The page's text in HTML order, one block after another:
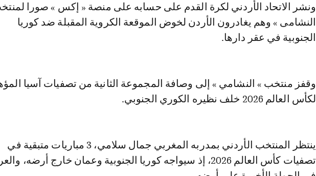
ونشر الاتحاد الأردني لكرة القدم على حسابه على منصة « إكس » صورا
النشامى » وهم يغادرون الأردن لخوض الموقعة الكروية المقبلة ضد كوريا
الجنوبية في عقر دارها.
وقفز منتخب » النشامي » إلى وصافة المجموعة الثانية من تصفيات آسيا
لكأس العالم 2026 خلف نظيره الكوري الجنوبي.
ينتظر المنتخب الأردني بمدربه المغربي جمال سلامي، 3 مباريات متبقية في
تصفيات كأس العالم 2026، إذ سيواجه كوريا الجنوبية وعمان خارج أرضه،